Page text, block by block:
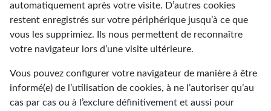
automatiquement après votre visite. D’autres cookies
restent enregistrés sur votre périphérique jusqu’à ce que
vous les supprimiez. Ils nous permettent de reconnaître
votre navigateur lors d’une visite ultérieure.
Vous pouvez configurer votre navigateur de manière à être
informé(e) de l’utilisation de cookies, à ne l’autoriser qu’au
cas par cas ou à l’exclure définitivement et aussi pour